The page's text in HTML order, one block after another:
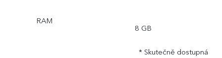
RAM
8 GB
* Skutečně dostupná